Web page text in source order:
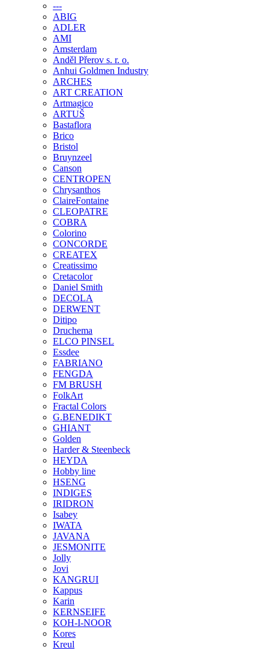
---
ABIG
ADLER
AMI
Amsterdam
Anděl Přerov s. r. o.
Anhui Goldmen Industry
ARCHES
ART CREATION
Artmagico
ARTUŠ
Bastaflora
Brico
Bristol
Bruynzeel
Canson
CENTROPEN
Chrysanthos
ClaireFontaine
CLEOPATRE
COBRA
Colorino
CONCORDE
CREATEX
Creatissimo
Cretacolor
Daniel Smith
DECOLA
DERWENT
Ditipo
Druchema
ELCO PINSEL
Essdee
FABRIANO
FENGDA
FM BRUSH
FolkArt
Fractal Colors
G.BENEDIKT
GHIANT
Golden
Harder & Steenbeck
HEYDA
Hobby line
HSENG
INDIGES
IRIDRON
Isabey
IWATA
JAVANA
JESMONITE
Jolly
Jovi
KANGRUI
Kappus
Karin
KERNSEIFE
KOH-I-NOOR
Kores
Kreul